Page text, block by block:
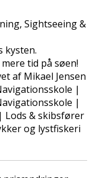
Sightseeing &
kysten.
tid på søen!
af Mikael Jensen
|
|
Lods & skibsfører
og lystfiskeri